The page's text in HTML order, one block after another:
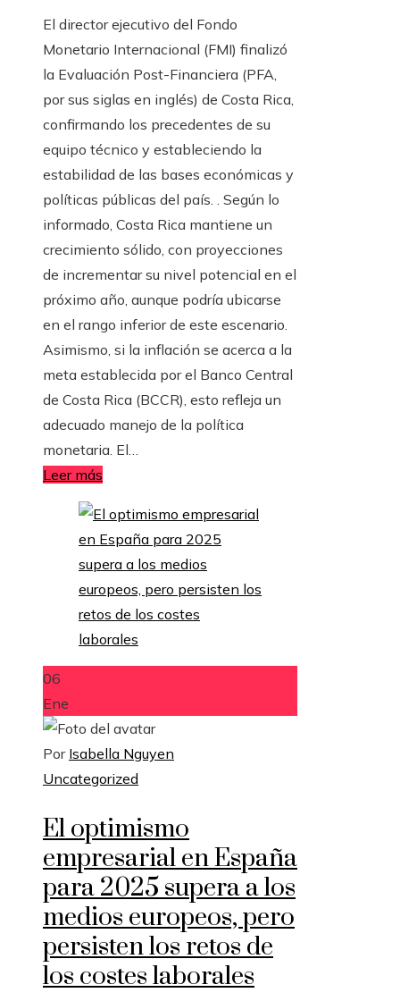
El director ejecutivo del Fondo
Monetario Internacional (FMI) finalizó
la Evaluación Post-Financiera (PFA,
por sus siglas en inglés) de Costa Rica,
confirmando los precedentes de su
equipo técnico y estableciendo la
estabilidad de las bases económicas y
políticas públicas del país. . Según lo
informado, Costa Rica mantiene un
crecimiento sólido, con proyecciones
de incrementar su nivel potencial en el
próximo año, aunque podría ubicarse
en el rango inferior de este escenario.
Asimismo, si la inflación se acerca a la
meta establecida por el Banco Central
de Costa Rica (BCCR), esto refleja un
adecuado manejo de la política
monetaria. El…
Leer más
06
Ene
Por Isabella Nguyen
Uncategorized
El optimismo
empresarial en España
para 2025 supera a los
medios europeos, pero
persisten los retos de
los costes laborales